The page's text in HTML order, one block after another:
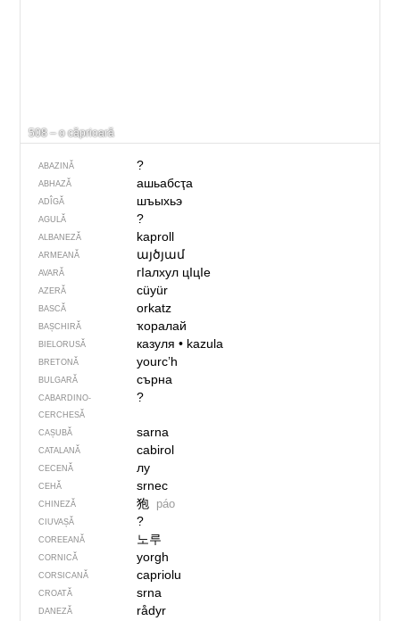
508 – o căprioară
ABAZINĂ ?
ABHAZĂ ашьабсҭа
ADÎGĂ шъыхьэ
AGULĂ ?
ALBANEZĂ kaproll
ARMEANĂ այծյամ
AVARĂ гIалхул цIцIе
AZERĂ cüyür
BASCĂ orkatz
BAȘCHIRĂ ҡоралай
BIELORUSĂ казуля• kazula
BRETONĂ yourc’h
BULGARĂ сърна
CABARDINO-
CERCHESĂ
?
CAȘUBĂ sarna
CATALANĂ cabirol
CECENĂ лу
CEHĂ srnec
CHINEZĂ 狍 páo
CIUVAȘĂ ?
COREEANĂ 노루
CORNICĂ yorgh
CORSICANĂ capriolu
CROATĂ srna
DANEZĂ rådyr